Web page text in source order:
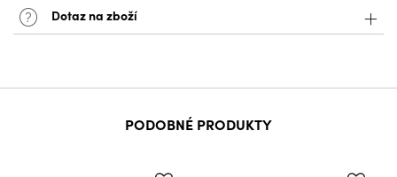
Dotaz na zboží
PODOBNÉ PRODUKTY